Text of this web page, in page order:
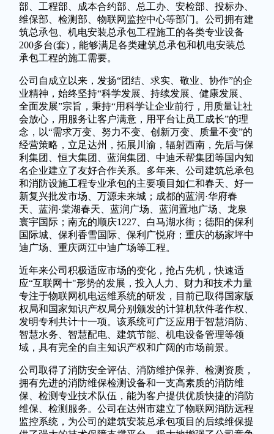
部、工程部、成本合约部、总工办、安检部、投标办、
维保部、检测部、物联网监控中心等部门。公司拥有建
筑总承包、机电安装总承包工程施工的各类专业设备
200多台(套)，能够满足各类建筑总承包和机电安装总
承包工程的施工需要。
公司自成立以来，发扬“团结、求实、敬业、协作”的企
业精神，始终坚持“科学发展、持续发展、健康发展、
全面发展”宗旨，秉持“用科学让企业前行，用质量让社
会放心，用服务让客户满意，用平台让员工成长”的理
念，以“需求万变、努力不变、创新万变、质量不变”的
经营策略，立足达州，拓展川渝，辐射西南，先后与保
利集团、恒大集团、蓝润集团、中迪禾帮集团等国内知
名企业建立了友好合作关系。多年来、公司建筑总承包
和消防设施工程专业承包的主要项目如仁和春天、好一
新复兴批发市场、万源未来城；成都的蓝润·华府春
天、蓝润·棠湖春天、蓝润广场、蓝润置地广场、龙泉
寰宇国际；南充的顺庆1227、白马湖水街；德阳的保利
国际城、保利香雪国际、保利广悦府；重庆的杨家坪中
迪广场、重庆两江中迪广场等工程。
近年来公司积极适应市场的变化，抢占先机，快速适
应“互联网十"形势的发展，投入人力、财力和技术力量
专注于物联网机电运维系统的研发，目前已取得国家版
权局和国家知识产权局分别颁发的计算机软件著作权、
发明专利共计十一项。该系统可广泛应用于智慧消防、
智慧水务、智慧配电、建筑节能、机电设备管理等领
域，具有完全的自主知识产权和广阔的市场前景。
公司取得了消防安全评估、消防维护保养、检测资质，
拥有先进的消防维保检测设备和一支高素质的消防维
保、检测专业技术队伍，能为客户提供优质快捷的消防
维保、检测服务。公司在达州市建立了物联网消防远程
监控系统，为公司的建筑安装总承包项目的后续维保提